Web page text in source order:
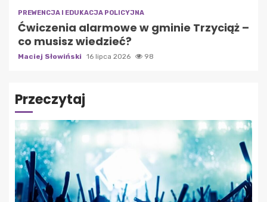
PREWENCJA I EDUKACJA POLICYJNA
Ćwiczenia alarmowe w gminie Trzyciąż –
co musisz wiedzieć?
Maciej Słowiński 16 lipca 2026 98
Przeczytaj